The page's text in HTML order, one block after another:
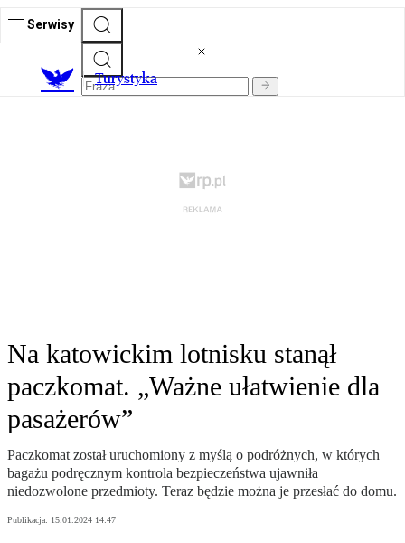
Serwisy
Turystyka
Na katowickim lotnisku stanął
paczkomat. „Ważne ułatwienie dla
pasażerów”
Paczkomat został uruchomiony z myślą o podróżnych, w których
bagażu podręcznym kontrola bezpieczeństwa ujawniła
niedozwolone przedmioty. Teraz będzie można je przesłać do domu.
Publikacja: 15.01.2024 14:47